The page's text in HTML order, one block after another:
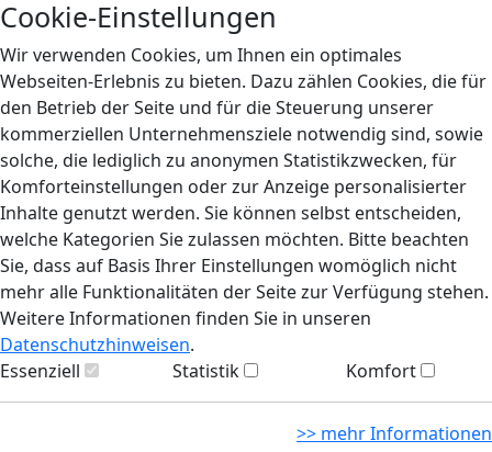
Cookie-Einstellungen
Wir verwenden Cookies, um Ihnen ein optimales
Webseiten-Erlebnis zu bieten. Dazu zählen Cookies, die für
den Betrieb der Seite und für die Steuerung unserer
kommerziellen Unternehmensziele notwendig sind, sowie
solche, die lediglich zu anonymen Statistikzwecken, für
Komforteinstellungen oder zur Anzeige personalisierter
Inhalte genutzt werden. Sie können selbst entscheiden,
welche Kategorien Sie zulassen möchten. Bitte beachten
Sie, dass auf Basis Ihrer Einstellungen womöglich nicht
mehr alle Funktionalitäten der Seite zur Verfügung stehen.
Weitere Informationen finden Sie in unseren
Datenschutzhinweisen.
Essenziell
Statistik Komfort
>> mehr Informationen